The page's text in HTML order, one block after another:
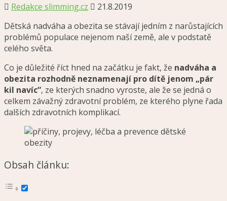
Redakce slimming.cz
21.8.2019
Dětská nadváha a obezita se stávají jedním z narůstajících
problémů populace nejenom naší země, ale v podstatě
celého světa.
Co je důležité říct hned na začátku je fakt, že nadváha a
obezita rozhodně neznamenají pro dítě jenom „pár
kil navíc“, ze kterých snadno vyroste, ale že se jedná o
celkem závažný zdravotní problém, ze kterého plyne řada
dalších zdravotních komplikací.
Obsah článku: